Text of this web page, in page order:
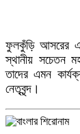
​ফুলকুঁড়ি আসরের
স্থানীয় সচেতন
তাদের এমন
নেতৃবৃন্দ।